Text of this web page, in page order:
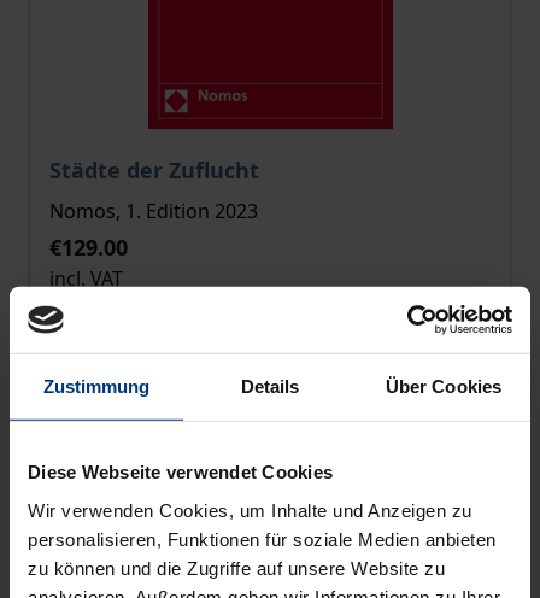
Zustimmung Details Über Cookies
Diese Webseite verwendet Cookies
Wir verwenden Cookies, um Inhalte und Anzeigen zu
personalisieren, Funktionen für soziale Medien anbieten
zu können und die Zugriffe auf unsere Website zu
Städte der Zuflucht
The price depends on the options chosen on the
Nomos, 1. Edition 2023
€129.00
incl. VAT